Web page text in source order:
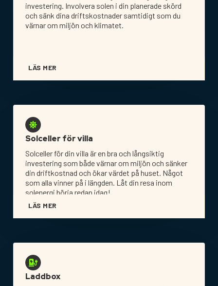
investering. Involvera solen i din planerade skörd
och sänk dina driftskostnader samtidigt som du
värnar om miljön och klimatet.
LÄS MER
Solceller för villa
Solceller för din villa är en bra och långsiktig
investering som både värnar om miljön och sänker
din driftkostnad och ökar värdet på huset. Något
som alla vinner på i längden. Låt din resa inom
solenergi börja redan idag!
LÄS MER
Laddbox